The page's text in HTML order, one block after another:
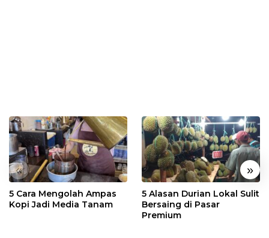
« »
5 Cara Mengolah Ampas
Kopi Jadi Media Tanam
5 Alasan Durian Lokal Sulit
Bersaing di Pasar
Premium